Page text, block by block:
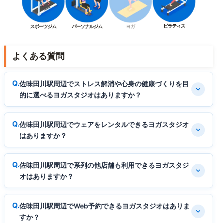
スポーツジム パーソナルジム ヨガ ピラティス
よくある質問
佐味田川駅周辺でストレス解消や心身の健康づくりを目
的に選べるヨガスタジオはありますか？
佐味田川駅周辺でウェアをレンタルできるヨガスタジオ
はありますか？
佐味田川駅周辺で系列の他店舗も利用できるヨガスタジ
オはありますか？
佐味田川駅周辺でWeb予約できるヨガスタジオはありま
すか？